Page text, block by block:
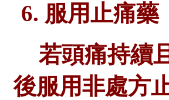
6. 服用止痛藥
若頭痛持續
後服用非處方